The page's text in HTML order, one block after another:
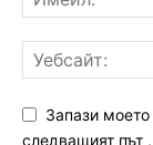
Запази
следващият път